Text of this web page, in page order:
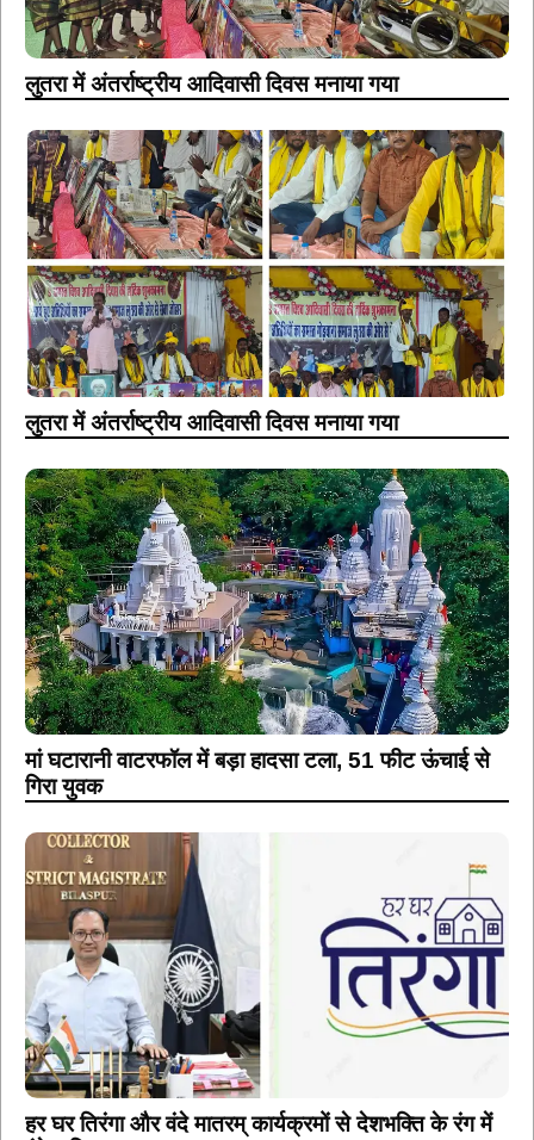
लुतरा में अंतर्राष्ट्रीय आदिवासी दिवस मनाया गया
मां घटारानी वाटरफॉल में बड़ा हादसा टला, 51 फीट ऊंचाई से
गिरा युवक
हर घर तिरंगा और वंदे मातरम् कार्यक्रमों से देशभक्ति के रंग में
रंगेगा बिलासपुर